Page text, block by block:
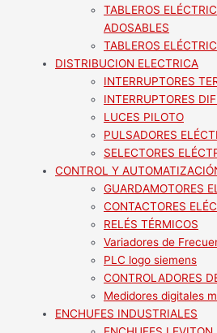
TABLEROS
ADOSABLES
TABLEROS
DISTRIBUCION ELECTRICA
INTERRUPTORES
INTERRUPTORES
LUCES PILOTO
PULSADORES
SELECTORES
CONTROL Y
GUARDAMOTORES
CONTACTORES
RELÉS TÉRMICOS
Variadores de
PLC logo siemens
CONTROLADORES
Medidores digitales
ENCHUFES INDUSTRIALES